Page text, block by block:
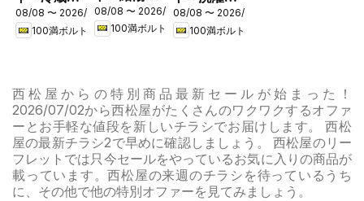
キャンペー
ン
08/08 〜 2026/08/16
100満ボルト
フェア
08/08 〜 2026/08/31
100満ボルト
キャンペー
ン
08/08 〜 2026/08/16
100満ボルト
西松屋からの特別商品最新セールが始まった！
2026/07/02から西松屋がたくさんのワクワクするオファ
ーとお手軽な値段を新しいチラシでお届けします。 西松
屋の最新チラシ2で早めに確認しましょう。 西松屋のリー
フレットでは只今セールをやっているお気に入りの商品が
載っています。西松屋の来週のチラシを待っているうち
に、その他で他の特別オファーを見てみましょう。